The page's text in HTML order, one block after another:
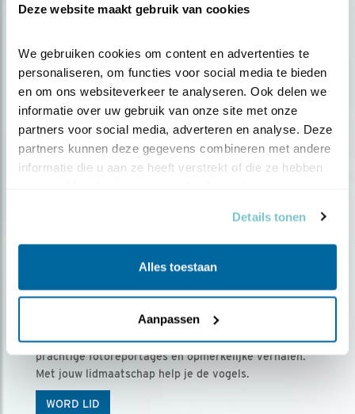
Deze website maakt gebruik van cookies
We gebruiken cookies om content en advertenties te
personaliseren, om functies voor social media te bieden
en om ons websiteverkeer te analyseren. Ook delen we
informatie over uw gebruik van onze site met onze
partners voor social media, adverteren en analyse. Deze
partners kunnen deze gegevens combineren met andere
informatie die u aan ze heeft verstrekt of die ze hebben
Details tonen
Alles toestaan
Aanpassen
Ontvang 5 x Vogels voor € 36,00 per jaar
Vogels is het tijdschrift voor onze leden, met
prachtige fotoreportages en opmerkelijke verhalen.
Met jouw lidmaatschap help je de vogels.
WORD LID